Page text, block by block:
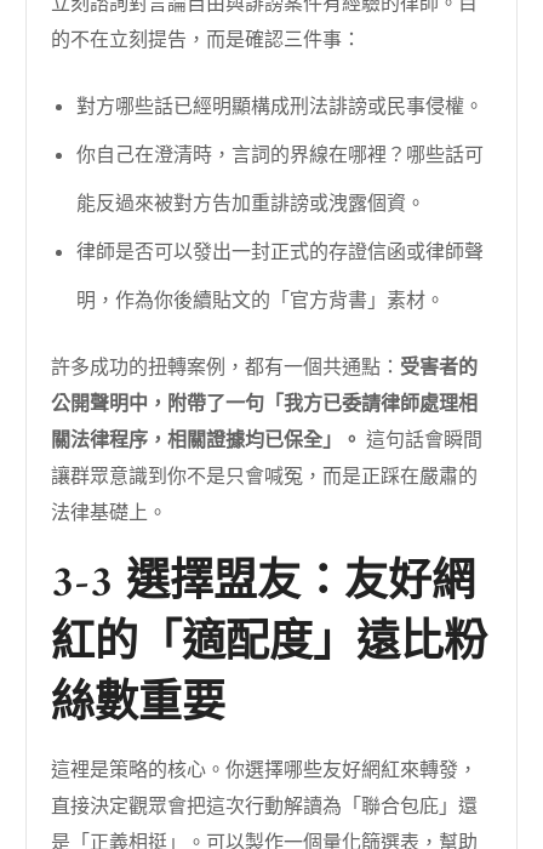
的不在立刻提告，而是確認三件事：
對方哪些話已經明顯構成刑法誹謗或民事侵權。
你自己在澄清時，言詞的界線在哪裡？哪些話可
能反過來被對方告加重誹謗或洩露個資。
律師是否可以發出一封正式的存證信函或律師聲
明，作為你後續貼文的「官方背書」素材。
許多成功的扭轉案例，都有一個共通點：受害者的
公開聲明中，附帶了一句「我方已委請律師處理相
關法律程序，相關證據均已保全」。 這句話會瞬間
讓群眾意識到你不是只會喊冤，而是正踩在嚴肅的
法律基礎上。
3-3 選擇盟友：友好網
紅的「適配度」遠比粉
絲數重要
這裡是策略的核心。你選擇哪些友好網紅來轉發，
直接決定觀眾會把這次行動解讀為「聯合包庇」還
是「正義相挺」。可以製作一個量化篩選表，幫助